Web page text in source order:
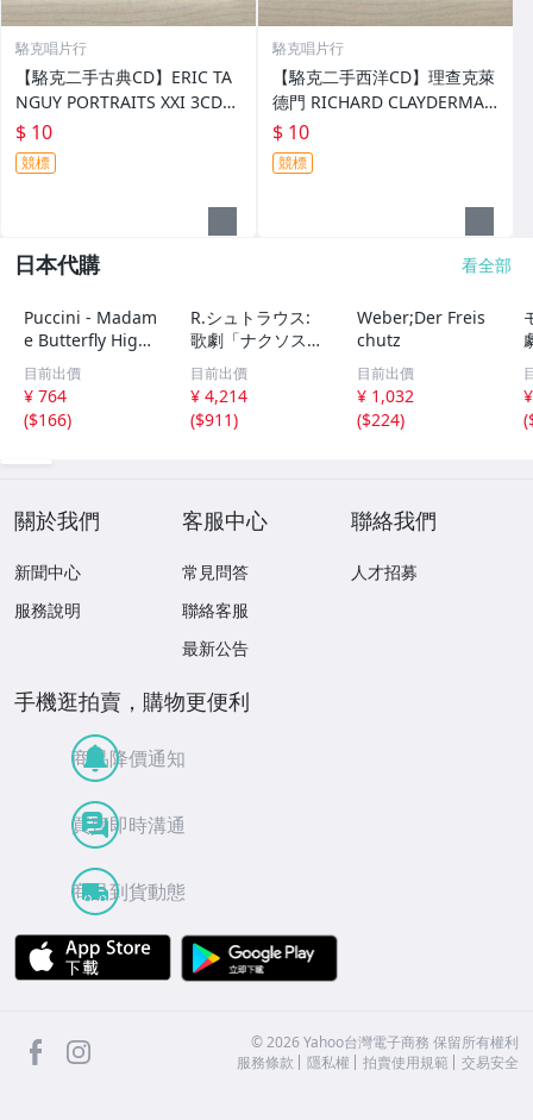
駱克唱片行
【駱克二手古典CD】ERIC TA
NGUY PORTRAITS XXI 3CD
全新未拆
$ 10
競標
駱克唱片行
【駱克二手西洋CD】理查克萊
德門 RICHARD CLAYDERMAN
DESPERADO 鋼琴演奏 亡命之
徒 全新未拆
$ 10
競標
日本代購 看全部
Puccini - Madam
e Butterfly Highl
ights - [CD] [UK
Import]
目前出價
¥ 764
($166)
R.シュトラウス:
歌劇「ナクソス島
のアリアドネ」
(全曲)
目前出價
¥ 4,214
($911)
Weber;Der Freis
chutz
目前出價
¥ 1,032
($224)
(
關於我們
新聞中心
服務說明
客服中心
常見問答
聯絡客服
最新公告
聯絡我們
人才招募
手機逛拍賣，購物更便利
商品降價通知
買賣即時溝通
商品到貨動態
APP Store
facebook ©2026 Yahoo台灣電子商務 保留所有權利
服務條款
隱私權 拍賣使用規範 交易安全